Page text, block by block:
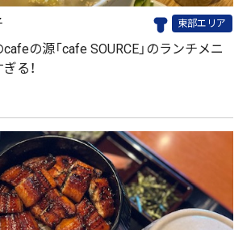
東部エリア
cafeの源「cafe SOURCE」のランチメニ
る！